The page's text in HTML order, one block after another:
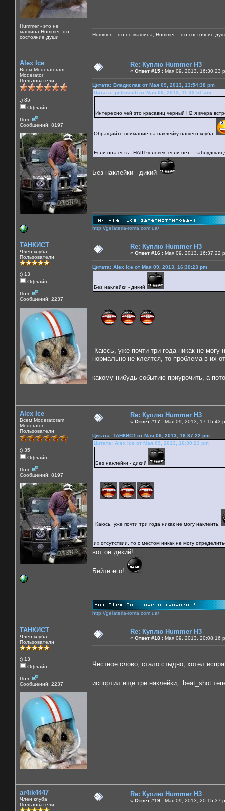
Hummer - это не
машина,Hummer это
состояние души
Hummer - это не машина, Hummer - это состояние
Alex Ice
Всем Moderatoram
Moderator
Пользователи
:) 35
Офлайн
Пол:
Сообщений: 8197
Re: Куплю Hummer H3
« Ответ #15 : Мая 09, 2013, 16:30:23
Цитата: Владислав от Мая 09, 2013, 13:54:38 pm
Цитата: petrovich от Мая 09, 2013, 11:32:51 am
Интересно чей это красавиц черный Н2 я вчера
Обращайте внимание на наклейку нашего клуба
Если она есть - НАШ человек, если нет... заблудшая
Без наклейки - дикий
http://gelateria-roma.com.ua/
ТАНКИСТ
Член клуба
Пользователи
:) 13
Офлайн
Пол:
Сообщений: 2237
Re: Куплю Hummer H3
« Ответ #16 : Мая 09, 2013, 16:37:22
Цитата: Alex Ice от Мая 09, 2013, 16:30:23 pm
Без наклейки - дикий
Каюсь, уже почти три года никак не могу
нормально не клеятся, то проблема в их
какому-нибудь событию приурочить, а
Alex Ice
Всем Moderatoram
Moderator
Пользователи
:) 35
Офлайн
Пол:
Сообщений: 8197
Re: Куплю Hummer H3
« Ответ #17 : Мая 09, 2013, 17:15:43
Цитата: ТАНКИСТ от Мая 09, 2013, 16:37:22 pm
Цитата: Alex Ice от Мая 09, 2013, 16:30:23 pm
Без наклейки - дикий
Каюсь, уже почти три года никак не могу наклеить.
их отсутствии, то с местом никак не могу
вот он дикий!
Бейте его!
http://gelateria-roma.com.ua/
ТАНКИСТ
Член клуба
Пользователи
:) 13
Офлайн
Пол:
Сообщений: 2237
Re: Куплю Hummer H3
« Ответ #18 : Мая 09, 2013, 20:08:16
Честное слово, стало стыдно, хотел
испортил ещё три наклейки,
ar4ik4447
Член клуба
Пользователи
Re: Куплю Hummer H3
« Ответ #19 : Мая 09, 2013, 20:15:37